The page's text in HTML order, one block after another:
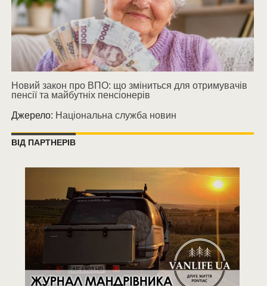
Новий закон про ВПО: що зміниться для отримувачів
пенсії та майбутніх пенсіонерів
Джерело: Національна служба новин
ВІД ПАРТНЕРІВ